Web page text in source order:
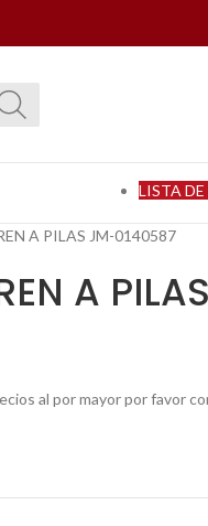
LISTA
A PILAS JM-0140587
A
al por mayor por favor